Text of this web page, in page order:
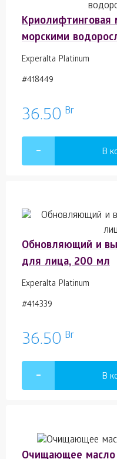
Криолифтинговая
морскими
Experalta Platinum
#418449
36.50 Br
В
Обновляющий и
для лица, 200 мл
Experalta Platinum
#414339
36.50 Br
В
Очищающее